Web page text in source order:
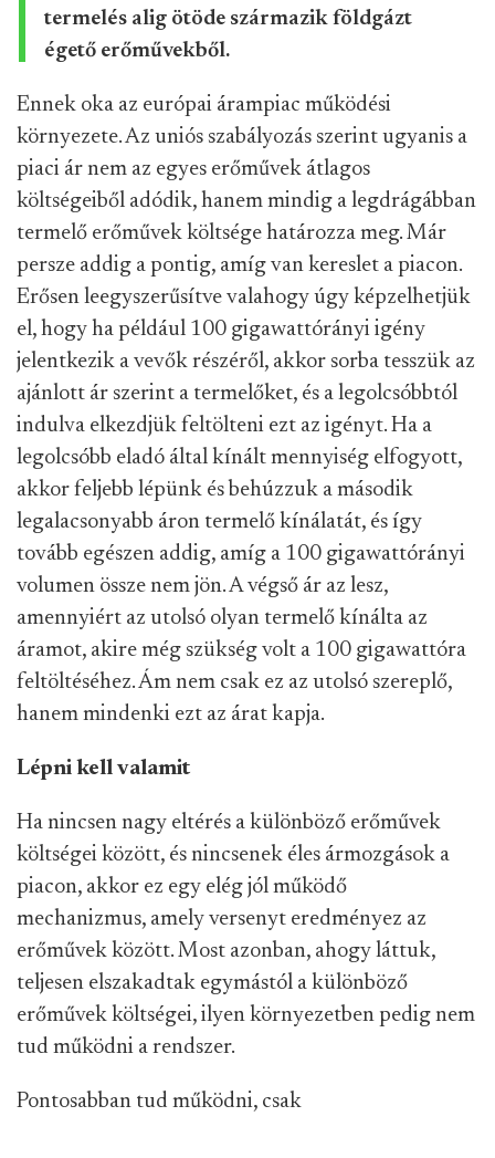
termelés alig ötöde származik földgázt
égető erőművekből.
Ennek oka az európai árampiac működési
környezete. Az uniós szabályozás szerint ugyanis a
piaci ár nem az egyes erőművek átlagos
költségeiből adódik, hanem mindig a legdrágábban
termelő erőművek költsége határozza meg. Már
persze addig a pontig, amíg van kereslet a piacon.
Erősen leegyszerűsítve valahogy úgy képzelhetjük
el, hogy ha például 100 gigawattórányi igény
jelentkezik a vevők részéről, akkor sorba tesszük az
ajánlott ár szerint a termelőket, és a legolcsóbbtól
indulva elkezdjük feltölteni ezt az igényt. Ha a
legolcsóbb eladó által kínált mennyiség elfogyott,
akkor feljebb lépünk és behúzzuk a második
legalacsonyabb áron termelő kínálatát, és így
tovább egészen addig, amíg a 100 gigawattórányi
volumen össze nem jön. A végső ár az lesz,
amennyiért az utolsó olyan termelő kínálta az
áramot, akire még szükség volt a 100 gigawattóra
feltöltéséhez. Ám nem csak ez az utolsó szereplő,
hanem mindenki ezt az árat kapja.
Lépni kell valamit
Ha nincsen nagy eltérés a különböző erőművek
költségei között, és nincsenek éles ármozgások a
piacon, akkor ez egy elég jól működő
mechanizmus, amely versenyt eredményez az
erőművek között. Most azonban, ahogy láttuk,
teljesen elszakadtak egymástól a különböző
erőművek költségei, ilyen környezetben pedig nem
tud működni a rendszer.
Pontosabban tud működni, csak